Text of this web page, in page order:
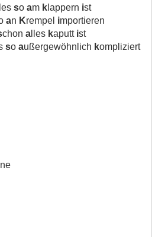
lles so am k lappern ist
an Krempel importieren
chon a lles kaputt ist
so außergewöhnlich kompliziert